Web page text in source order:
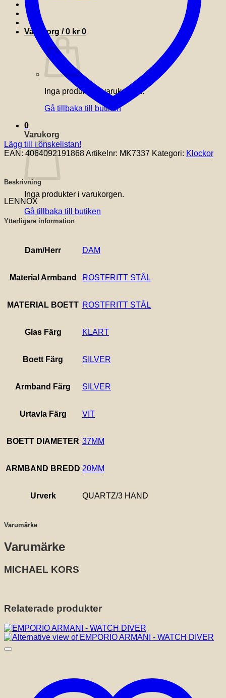
Varukorg /0 kr 0
Inga produkter i varukorgen.
Gå tillbaka till butiken
0
Varukorg
Inga produkter i varukorgen.
Gå tillbaka till butiken
Lägg till i önskelistan!
EAN: 4064092191868Artikelnr: MK7337 Kategori: Klockor
Beskrivning
LENNOX
Ytterligare information
Dam/Herr DAM
Material Armband ROSTFRITT STÅL
MATERIAL BOETT ROSTFRITT STÅL
Glas Färg KLART
Boett Färg SILVER
Armband Färg SILVER
Urtavla Färg VIT
BOETT DIAMETER 37MM
ARMBAND BREDD 20MM
Urverk QUARTZ/3 HAND
Varumärke
Varumärke
MICHAEL KORS
Relaterade produkter